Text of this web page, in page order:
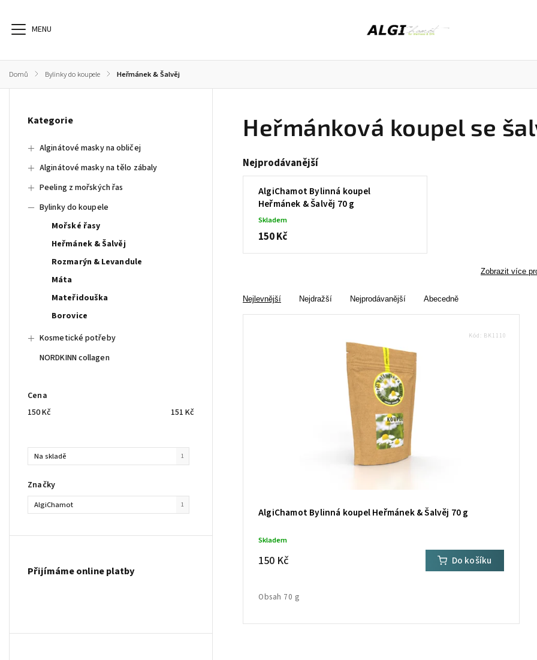
Alginátové masky na obličej Alginátové masky na tělo zábaly Peeling z mořských řas Bylinky do koupele
Domů / Bylinky do koupele / Heřmánek & Šalvěj
Kategorie
Alginátové masky na obličej
Alginátové masky na tělo zábaly
Peeling z mořských řas
Bylinky do koupele
Mořské řasy
Heřmánek & Šalvěj
Rozmarýn & Levandule
Máta
Mateřidouška
Borovice
Kosmetické potřeby
NORDKINN collagen
Cena
150Kč 151 Kč
Na skladě 1
Značky
AlgiChamot 1
Přijímáme online platby
Heřmánková koupel se
Nejprodávanější
AlgiChamot Bylinná koupel
Heřmánek & Šalvěj 70 g
Skladem
150 Kč
Zobrazit více
Nejlevnější Nejdražší Nejprodávanější Abecedně
AlgiChamot Bylinná koupel Heřmánek & Šalvěj 70 g
Skladem
150 Kč Do košíku
Obsah 70 g
Kód: BK1110